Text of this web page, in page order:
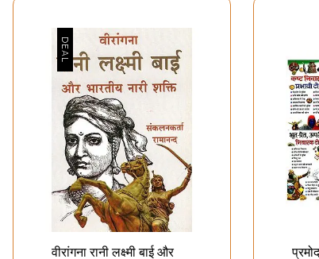
वीरांगना रानी लक्ष्मी बाई और